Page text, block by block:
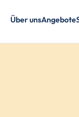
Über unsAngebote